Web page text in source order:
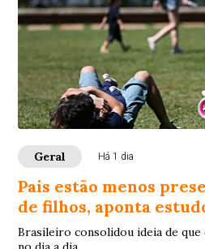
Geral Há 1 dia
Pais estão menos
de filhos, aponta
Brasileiro consolidou ideia de